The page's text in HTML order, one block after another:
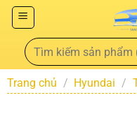
Trang chủ / Hyundai /